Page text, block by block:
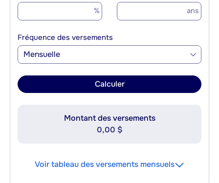
% ans
Fréquence des versements
Mensuelle
Calculer
Montant des versements
0,00 $
Voir tableau des versements mensuels